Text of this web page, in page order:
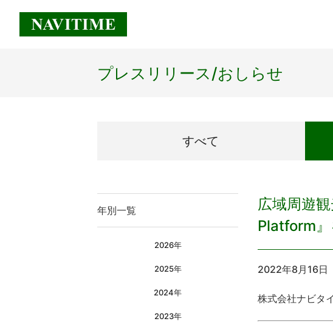
経営理念
プレスリリース/おしらせ
すべて
年別一覧
2026年
2025年
2024年
2023年
広域周遊
Platform
2022年8月16日
株式会社ナビタ